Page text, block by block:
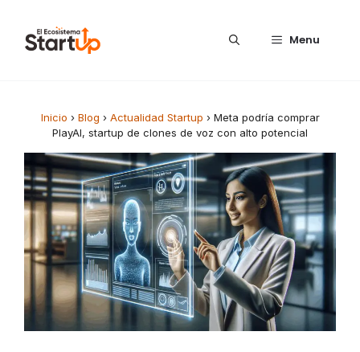
Menu
Inicio › Blog › Actualidad Startup › Meta podría comprar
PlayAI, startup de clones de voz con alto potencial